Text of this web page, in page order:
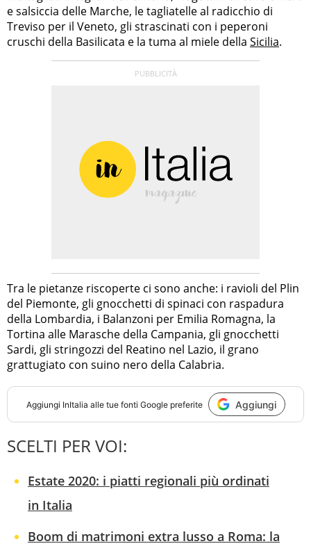
e salsiccia delle Marche, le tagliatelle al radicchio di
Treviso per il Veneto, gli strascinati con i peperoni
cruschi della Basilicata e la tuma al miele della Sicilia.
Tra le pietanze riscoperte ci sono anche: i ravioli del Plin
del Piemonte, gli gnocchetti di spinaci con raspadura
della Lombardia, i Balanzoni per Emilia Romagna, la
Tortina alle Marasche della Campania, gli gnocchetti
Sardi, gli stringozzi del Reatino nel Lazio, il grano
grattugiato con suino nero della Calabria.
Aggiungi InItalia alle tue fonti Google preferite Aggiungi
SCELTI PER VOI:
Estate 2020: i piatti regionali più ordinati
in Italia
Boom di matrimoni extra lusso a Roma: la